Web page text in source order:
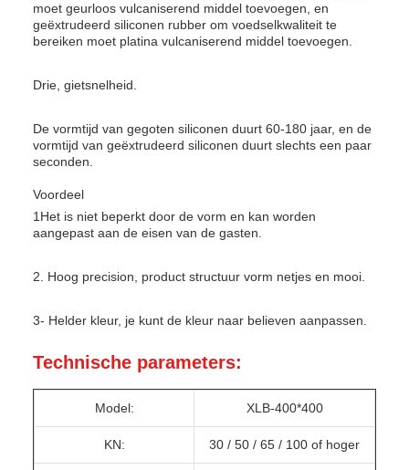
moet geurloos vulcaniserend middel toevoegen, en
geëxtrudeerd siliconen rubber om voedselkwaliteit te
bereiken moet platina vulcaniserend middel toevoegen.
Drie, gietsnelheid.
De vormtijd van gegoten siliconen duurt 60-180 jaar, en de
vormtijd van geëxtrudeerd siliconen duurt slechts een paar
seconden.
Voordeel
1Het is niet beperkt door de vorm en kan worden
aangepast aan de eisen van de gasten.
2. Hoog precision, product structuur vorm netjes en mooi.
3- Helder kleur, je kunt de kleur naar believen aanpassen.
Technische parameters:
Model: XLB-400*400
KN: 30 / 50 / 65 / 100 of hoger